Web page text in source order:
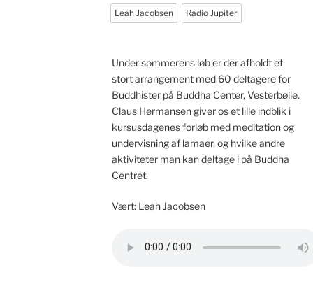
Leah Jacobsen Radio Jupiter
Under sommerens løb er der afholdt et
stort arrangement med 60 deltagere for
Buddhister på Buddha Center, Vesterbølle.
Claus Hermansen giver os et lille indblik i
kursusdagenes forløb med meditation og
undervisning af lamaer, og hvilke andre
aktiviteter man kan deltage i på Buddha
Centret.
Vært: Leah Jacobsen